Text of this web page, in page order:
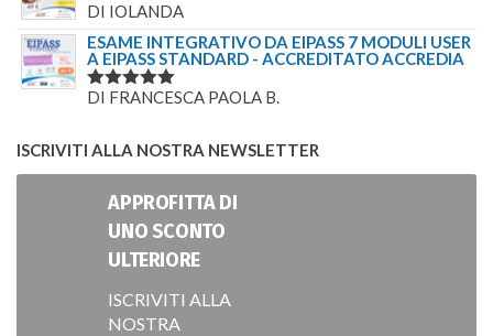
VALUTATO
DI IOLANDA
ESAME INTEGRATIVO DA EIPASS 7 MODULI USER
A EIPASS STANDARD - ACCREDITATO ACCREDIA
VALUTATO
DI FRANCESCA PAOLA B.
ISCRIVITI ALLA NOSTRA NEWSLETTER
APPROFITTA DI
UNO SCONTO
ULTERIORE
ISCRIVITI ALLA
NOSTRA